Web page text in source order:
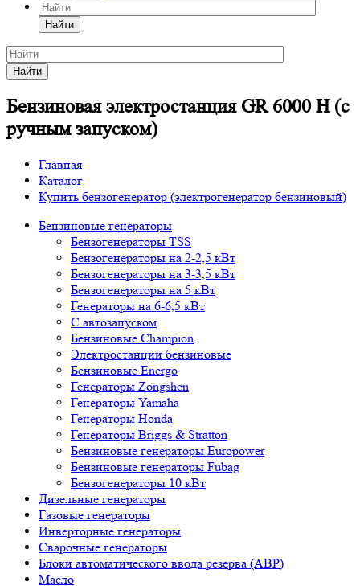
Найти
Найти
Бензиновая электростанция GR 6000 H (с
ручным запуском)
Главная
Каталог
Купить бензогенератор (электрогенератор бензиновый)
Бензиновые генераторы
Бензогенераторы TSS
Бензогенераторы на 2-2,5 кВт
Бензогенераторы на 3-3,5 кВт
Бензогенераторы на 5 кВт
Генераторы на 6-6,5 кВт
С автозапуском
Бензиновые Champion
Электростанции бензиновые
Бензиновые Energo
Генераторы Zongshen
Генераторы Yamaha
Генераторы Honda
Генераторы Briggs & Stratton
Бензиновые генераторы Europower
Бензиновые генераторы Fubag
Бензогенераторы 10 кВт
Дизельные генераторы
Газовые генераторы
Инверторные генераторы
Сварочные генераторы
Блоки автоматического ввода резерва (АВР)
Масло